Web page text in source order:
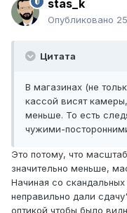
stas_k
Опубликовано
Цитата
В магазинах (не
кассой висят
меньше. То есть
чужими-
Это потому, что
значительно меньше,
Начиная со
неправильно дали
оптикой чтобы было